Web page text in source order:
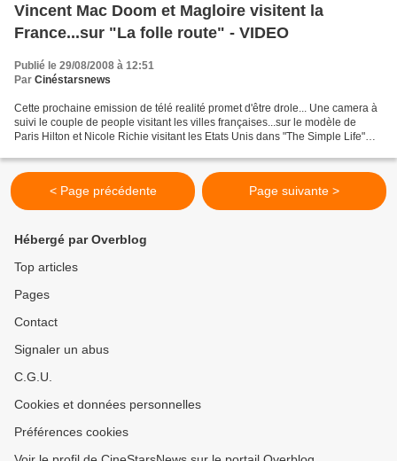
Vincent Mac Doom et Magloire visitent la
France...sur "La folle route" - VIDEO
Publié le 29/08/2008 à 12:51
Par Cinéstarsnews
Cette prochaine emission de télé realité promet d'être drole... Une camera à
suivi le couple de people visitant les villes françaises...sur le modèle de
Paris Hilton et Nicole Richie visitant les Etats Unis dans "The Simple Life"
< Page précédente Page suivante >
Hébergé par Overblog
Top articles
Pages
Contact
Signaler un abus
C.G.U.
Cookies et données personnelles
Préférences cookies